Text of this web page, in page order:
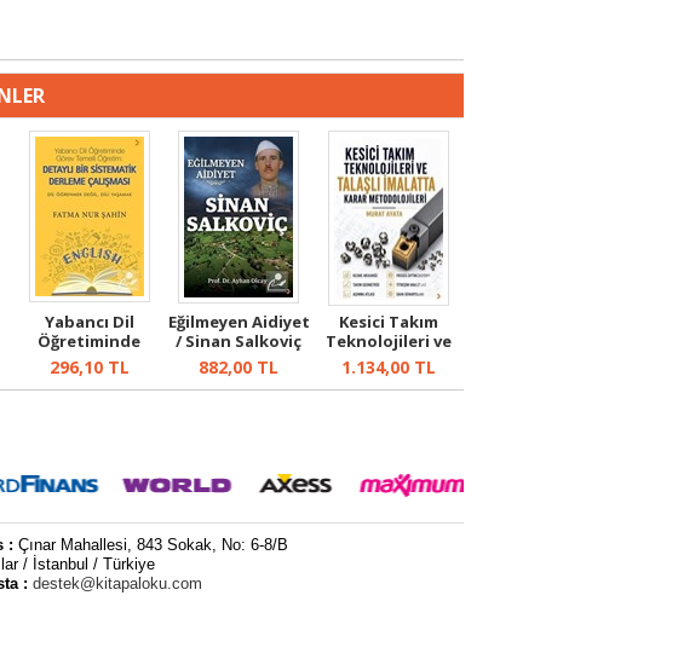
Yabancı Dil
Öğretiminde
Görev Temelli
Öğ...
296,10TL
Eğilmeyen Aidiyet
/ Sinan Salkoviç
882,00 TL
Kesici Takım
Teknolojileri ve
Talaşlı İm...
1.134,00 TL
:Çınar Mahallesi, 843 Sokak, No: 6-8/B
/ İstanbul / Türkiye
:destek@kitapaloku.com